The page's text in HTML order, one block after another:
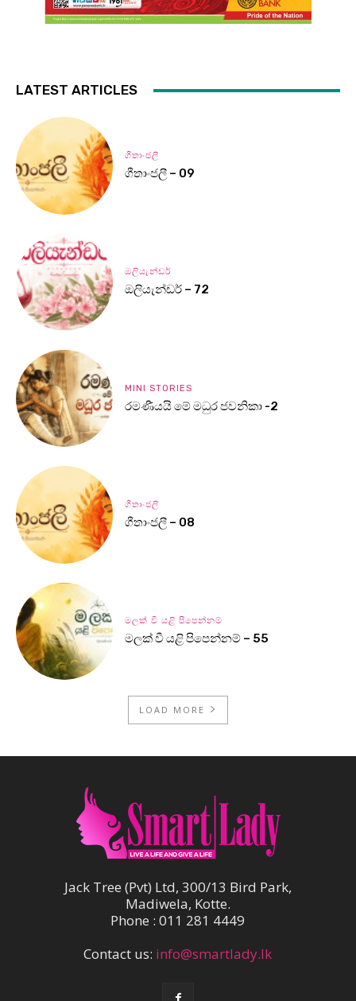
LATEST ARTICLES
ගීතාංජලී
ගීතාංජලී – 09
ඔලියැන්ඩර්
ඔලියැන්ඩර් – 72
MINI STORIES
රමණීයයි මේ මධුර ජවනිකා -2
ගීතාංජලී
ගීතාංජලී – 08
මලක් වී යළි පිපෙන්නම්
මලක් වී යළි පිපෙන්නම් – 55
LOAD MORE
Jack Tree (Pvt) Ltd, 300/13 Bird Park,
Madiwela, Kotte.
Phone : 011 281 4449
Contact us: info@smartlady.lk